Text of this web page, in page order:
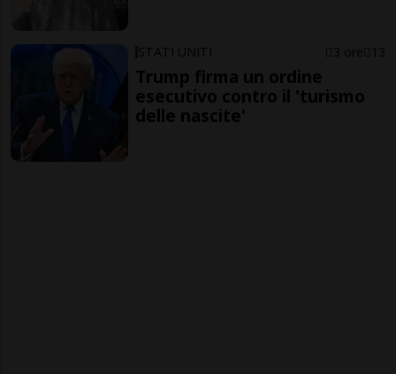
STATI UNITI 3 ore 13
Trump firma un ordine
esecutivo contro il 'turismo
delle nascite'